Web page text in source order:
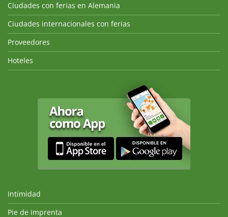
Ciudades con ferias en Alemania
Ciudades internacionales con ferias
Proveedores
Hoteles
Intimidad
Pie de imprenta